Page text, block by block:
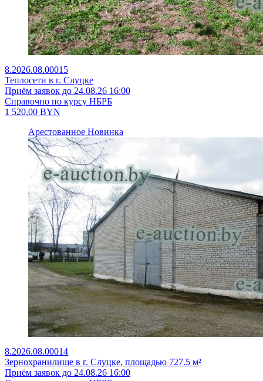
8.2026.08.00015
Теплосети в г. Слуцке
Приём заявок до 24.08.26 16:00
Справочно по курсу НБРБ
1 520,00 BYN
Арестованное Новинка
8.2026.08.00014
Зернохранилище в г. Слуцке, площадью 727.5 м²
Приём заявок до 24.08.26 16:00